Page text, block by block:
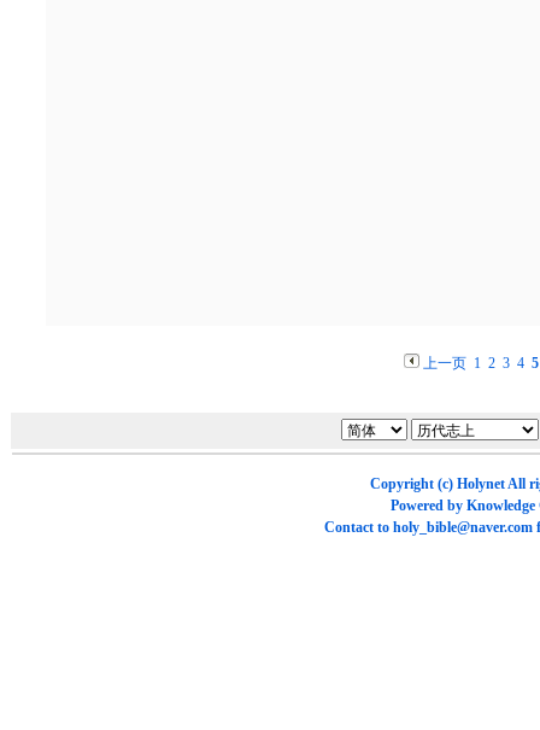
上一页 1 2 3 4 5
Copyright (c) HolynetAll
Powered by Knowledge
Contact to holy_bible@naver.com